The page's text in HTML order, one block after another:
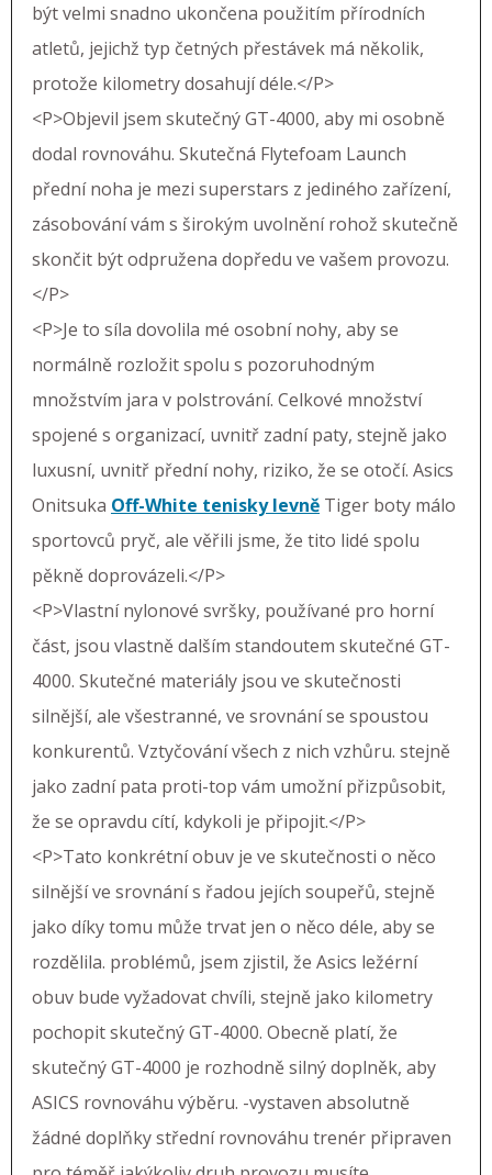
být velmi snadno ukončena použitím přírodních
atletů, jejichž typ četných přestávek má několik,
protože kilometry dosahují déle.</P>
<P>Objevil jsem skutečný GT-4000, aby mi osobně
dodal rovnováhu. Skutečná Flytefoam Launch
přední noha je mezi superstars z jediného zařízení,
zásobování vám s širokým uvolnění rohož skutečně
skončit být odpružena dopředu ve vašem provozu.
</P>
<P>Je to síla dovolila mé osobní nohy, aby se
normálně rozložit spolu s pozoruhodným
množstvím jara v polstrování. Celkové množství
spojené s organizací, uvnitř zadní paty, stejně jako
luxusní, uvnitř přední nohy, riziko, že se otočí. Asics
Onitsuka Off-White tenisky levně Tiger boty málo
sportovců pryč, ale věřili jsme, že tito lidé spolu
pěkně doprovázeli.</P>
<P>Vlastní nylonové svršky, používané pro horní
část, jsou vlastně dalším standoutem skutečné GT-
4000. Skutečné materiály jsou ve skutečnosti
silnější, ale všestranné, ve srovnání se spoustou
konkurentů. Vztyčování všech z nich vzhůru. stejně
jako zadní pata proti-top vám umožní přizpůsobit,
že se opravdu cítí, kdykoli je připojit.</P>
<P>Tato konkrétní obuv je ve skutečnosti o něco
silnější ve srovnání s řadou jejích soupeřů, stejně
jako díky tomu může trvat jen o něco déle, aby se
rozdělila. problémů, jsem zjistil, že Asics ležérní
obuv bude vyžadovat chvíli, stejně jako kilometry
pochopit skutečný GT-4000. Obecně platí, že
skutečný GT-4000 je rozhodně silný doplněk, aby
ASICS rovnováhu výběru. -vystaven absolutně
žádné doplňky střední rovnováhu trenér připraven